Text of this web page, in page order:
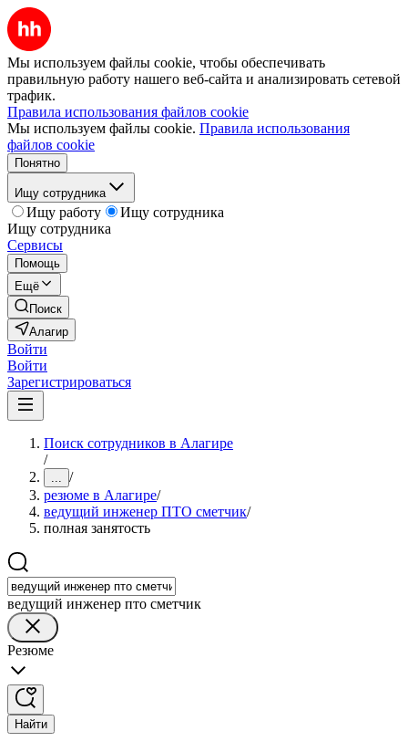
Мы используем файлы cookie, чтобы обеспечивать
правильную работу нашего веб-сайта и анализировать сетевой
трафик.
Правила использования файлов cookie
Мы используем файлы cookie. Правила использования
файлов cookie
Понятно
Ищу сотрудника
Ищу работу
Ищу сотрудника
Ищу сотрудника
Сервисы
Помощь
Ещё
Поиск
Алагир
Войти
Войти
Зарегистрироваться
Поиск сотрудников в Алагире
/
... /
резюме в Алагире/
ведущий инженер ПТО сметчик/
полная занятость
ведущий инженер пто сметчик
Резюме
Найти